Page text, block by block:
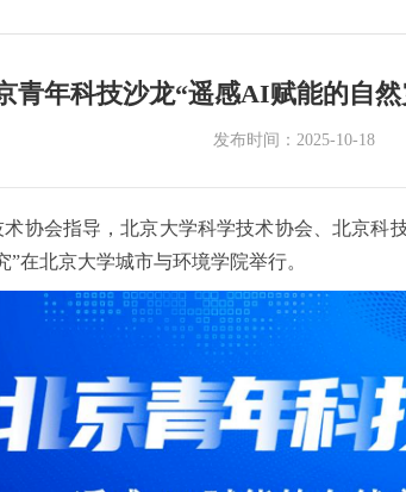
青年科技沙龙“遥感AI赋能的自
发布时间：2025-10-18
术协会指导，北京大学科学技术协会、北京
在北京大学城市与环境学院举行。